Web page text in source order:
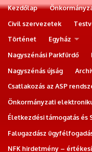
Kezdőlap
Civil szervezetek
Történet
Egyház
Nagyszénási Parkfürdő
Nagyszénás újság
Csatlakozás az ASP
Önkormányzati
Életkezdési támogatás és
Falugazdász
NFK hirdetmény –